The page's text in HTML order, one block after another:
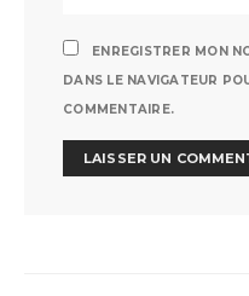
ENREGISTRER MON
DANS LE NAVIGATEUR
COMMENTAIRE.